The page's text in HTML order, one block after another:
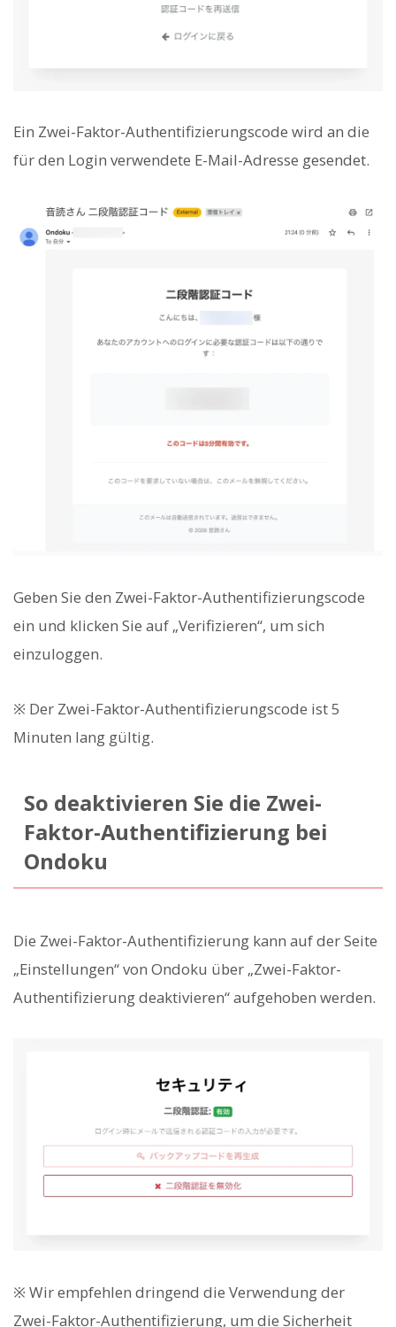
Ein Zwei-Faktor-Authentifizierungscode wird an die
für den Login verwendete E-Mail-Adresse gesendet.
Geben Sie den Zwei-Faktor-Authentifizierungscode
ein und klicken Sie auf „Verifizieren“, um sich
einzuloggen.
※ Der Zwei-Faktor-Authentifizierungscode ist 5
Minuten lang gültig.
So deaktivieren Sie die Zwei-
Faktor-Authentifizierung bei
Ondoku
Die Zwei-Faktor-Authentifizierung kann auf der Seite
„Einstellungen“ von Ondoku über „Zwei-Faktor-
Authentifizierung deaktivieren“ aufgehoben werden.
※ Wir empfehlen dringend die Verwendung der
Zwei-Faktor-Authentifizierung, um die Sicherheit